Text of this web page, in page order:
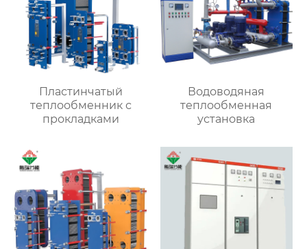
Пластинчатый
теплообменник с
прокладками
Водоводяная
теплообменная
установка